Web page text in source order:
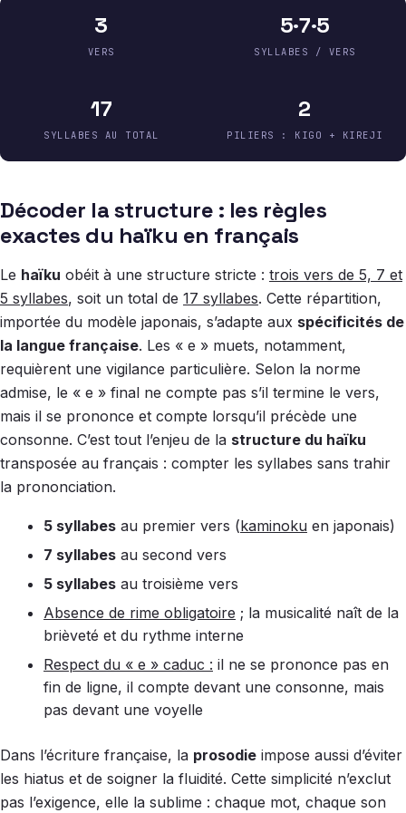
3
VERS
5·7·5
SYLLABES / VERS
17
SYLLABES AU TOTAL
2
PILIERS : KIGO + KIREJI
Décoder la structure : les règles
exactes du haïku en français
Le haïku obéit à une structure stricte : trois vers de 5, 7 et
5 syllabes, soit un total de 17 syllabes. Cette répartition,
importée du modèle japonais, s’adapte aux spécificités de
la langue française. Les « e » muets, notamment,
requièrent une vigilance particulière. Selon la norme
admise, le « e » final ne compte pas s’il termine le vers,
mais il se prononce et compte lorsqu’il précède une
consonne. C’est tout l’enjeu de la structure du haïku
transposée au français : compter les syllabes sans trahir
la prononciation.
5 syllabes au premier vers (kaminoku en japonais)
7 syllabes au second vers
5 syllabes au troisième vers
Absence de rime obligatoire ; la musicalité naît de la
brièveté et du rythme interne
Respect du « e » caduc : il ne se prononce pas en
fin de ligne, il compte devant une consonne, mais
pas devant une voyelle
Dans l’écriture française, la prosodie impose aussi d’éviter
les hiatus et de soigner la fluidité. Cette simplicité n’exclut
pas l’exigence, elle la sublime : chaque mot, chaque son